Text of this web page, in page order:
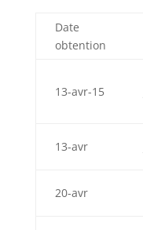
Date
obtention
13-avr-15
13-avr
20-avr